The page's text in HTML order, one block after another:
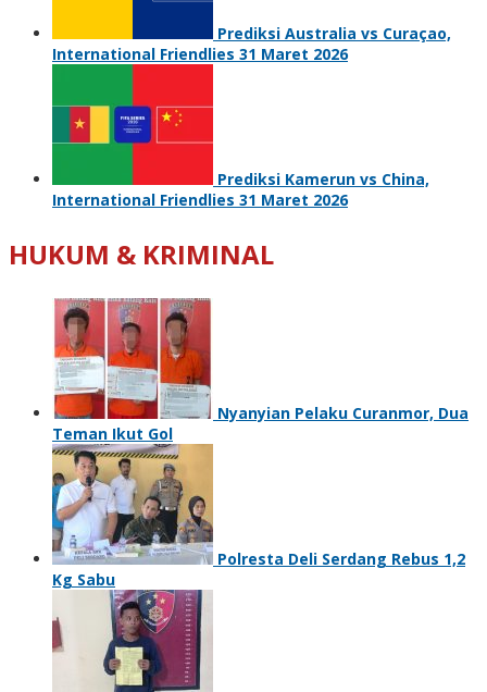
Prediksi Australia vs Curaçao,
International Friendlies 31 Maret 2026
Prediksi Kamerun vs China,
International Friendlies 31 Maret 2026
HUKUM & KRIMINAL
Nyanyian Pelaku Curanmor, Dua
Teman Ikut Gol
Polresta Deli Serdang Rebus 1,2
Kg Sabu